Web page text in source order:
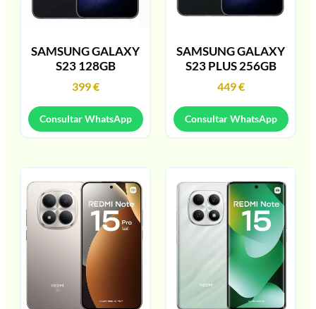
SAMSUNG GALAXY
S23 128GB
399€
Consultar WhatsApp
SAMSUNG GALAXY
S23 PLUS 256GB
449€
Consultar WhatsApp